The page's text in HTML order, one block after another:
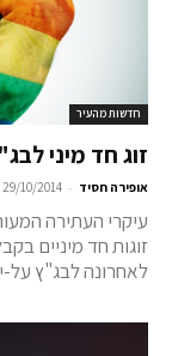
חדשות מהעיר
זוג חד מיני
אופירה חסיד -
29/10/2014
עיקרי העתירה
זוגות חד מיניים
לאחרונה לבג"ץ על-